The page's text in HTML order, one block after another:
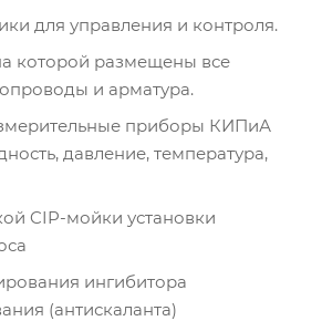
для управления и контроля.
которой размещены все
и арматура.
приборы КИПиА
давление, температура,
CIP-мойки установки
ингибитора
(антискаланта)